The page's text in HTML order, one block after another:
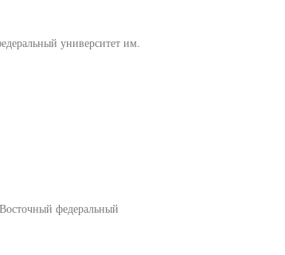
университет им.
федеральный